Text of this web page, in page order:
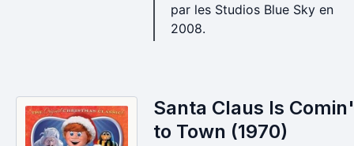
par les Studios Blue Sky en
2008.
Santa Claus Is Comin'
to Town (1970)